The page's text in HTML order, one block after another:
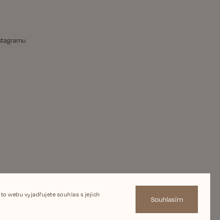
webu vyjadřujete souhlas s jejich
Souhlasím